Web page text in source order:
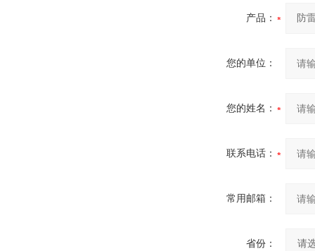
产品：
您的单位：
您的姓名：
联系电话：
常用邮箱：
省份：